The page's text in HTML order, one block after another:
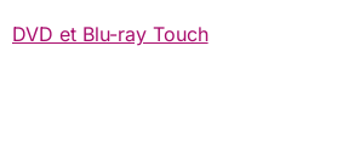
e
DVD et Blu-ray Touch